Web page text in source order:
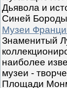
Дьявола и
Синей
Музеи
Знаменитый
наиболее
музеи -
Площади